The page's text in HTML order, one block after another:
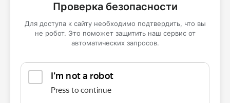
Проверка безопасности
Для доступа к сайту необходимо подтвердить, что вы
не робот. Это поможет защитить наш сервис от
автоматических запросов.